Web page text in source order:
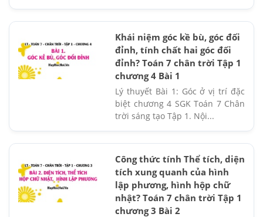
Khái niệm góc kề bù, góc đối
đỉnh, tính chất hai góc đối
đỉnh? Toán 7 chân trời Tập 1
chương 4 Bài 1
Lý thuyết Bài 1: Góc ở vị trí đặc
biệt chương 4 SGK Toán 7 Chân
trời sáng tạo Tập 1. Nội...
Công thức tính Thể tích, diện
tích xung quanh của hình
lập phương, hình hộp chữ
nhật? Toán 7 chân trời Tập 1
chương 3 Bài 2